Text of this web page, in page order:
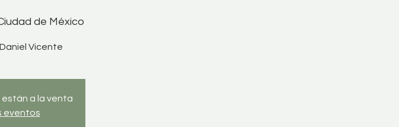
de México
Vicente
a la venta
eventos